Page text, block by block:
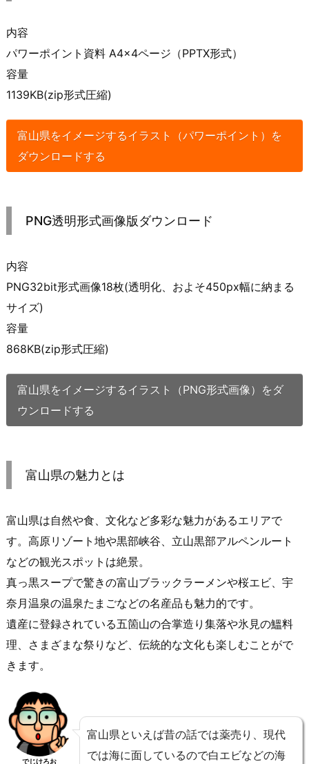
内容
パワーポイント資料 A4×4ページ（PPTX形式）
容量
1139KB(zip形式圧縮)
富山県をイメージするイラスト（パワーポイント）を
ダウンロードする
PNG透明形式画像版ダウンロード
内容
PNG32bit形式画像18枚(透明化、およそ450px幅に納まる
サイズ)
容量
868KB(zip形式圧縮)
富山県をイメージするイラスト（PNG形式画像）をダ
ウンロードする
富山県の魅力とは
富山県は自然や食、文化など多彩な魅力があるエリアで
す。高原リゾート地や黒部峡谷、立山黒部アルペンルート
などの観光スポットは絶景。
真っ黒スープで驚きの富山ブラックラーメンや桜エビ、宇
奈月温泉の温泉たまごなどの名産品も魅力的です。
遺産に登録されている五箇山の合掌造り集落や氷見の鰮料
理、さまざまな祭りなど、伝統的な文化も楽しむことがで
きます。
でじけろお
富山県といえば昔の話では薬売り、現代
では海に面しているので白エビなどの海